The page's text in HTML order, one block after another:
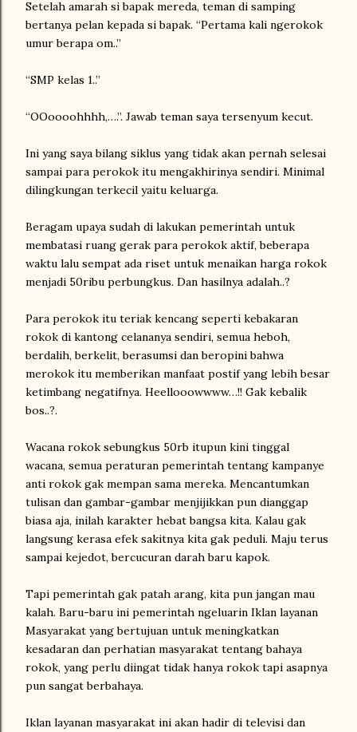
Setelah amarah si bapak mereda, teman di samping
bertanya pelan kepada si bapak. “Pertama kali ngerokok
umur berapa om..”
“SMP kelas 1..”
“OOoooohhhh,….”. Jawab teman saya tersenyum kecut.
Ini yang saya bilang siklus yang tidak akan pernah selesai
sampai para perokok itu mengakhirinya sendiri. Minimal
dilingkungan terkecil yaitu keluarga.
Beragam upaya sudah di lakukan pemerintah untuk
membatasi ruang gerak para perokok aktif, beberapa
waktu lalu sempat ada riset untuk menaikan harga rokok
menjadi 50ribu perbungkus. Dan hasilnya adalah..?
Para perokok itu teriak kencang seperti kebakaran
rokok di kantong celananya sendiri, semua heboh,
berdalih, berkelit, berasumsi dan beropini bahwa
merokok itu memberikan manfaat postif yang lebih besar
ketimbang negatifnya. Heellooowwww…!! Gak kebalik
bos..?.
Wacana rokok sebungkus 50rb itupun kini tinggal
wacana, semua peraturan pemerintah tentang kampanye
anti rokok gak mempan sama mereka. Mencantumkan
tulisan dan gambar-gambar menjijikkan pun dianggap
biasa aja, inilah karakter hebat bangsa kita. Kalau gak
langsung kerasa efek sakitnya kita gak peduli. Maju terus
sampai kejedot, bercucuran darah baru kapok.
Tapi pemerintah gak patah arang, kita pun jangan mau
kalah. Baru-baru ini pemerintah ngeluarin Iklan layanan
Masyarakat yang bertujuan untuk meningkatkan
kesadaran dan perhatian masyarakat tentang bahaya
rokok, yang perlu diingat tidak hanya rokok tapi asapnya
pun sangat berbahaya.
Iklan layanan masyarakat ini akan hadir di televisi dan